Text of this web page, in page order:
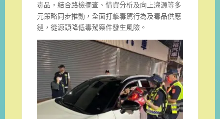
毒品，結合路檢攔查、情資分析及向上溯源等多
元策略同步推動，全面打擊毒駕行為及毒品供應
鏈，從源頭降低毒駕案件發生風險。